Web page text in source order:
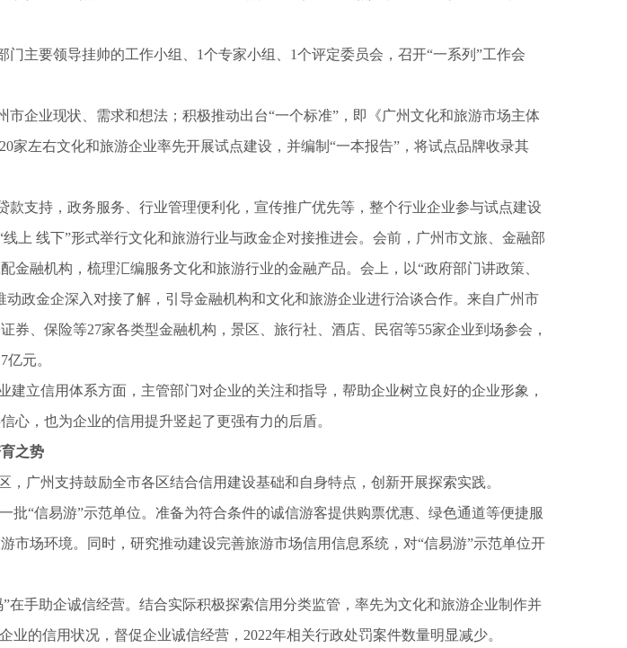
主要领导挂帅的工作小组、1个专家小组、1个评定委员会，召开“一系列”工作会
企业现状、需求和想法；积极推动出台“一个标准”，即《广州文化和旅游市场主体
家左右文化和旅游企业率先开展试点建设，并编制“一本报告”，将试点品牌收录其
支持，政务服务、行业管理便利化，宣传推广优先等，整个行业企业参与试点建设
上 线下”形式举行文化和旅游行业与政金企对接推进会。会前，广州市文旅、金融部
金融机构，梳理汇编服务文化和旅游行业的金融产品。会上，以“政府部门讲政策、
政金企深入对接了解，引导金融机构和文化和旅游企业进行洽谈合作。来自广州市
券、保险等27家各类型金融机构，景区、旅行社、酒店、民宿等55家企业到场参会，
元。
立信用体系方面，主管部门对企业的关注和指导，帮助企业树立良好的企业形象，
心，也为企业的信用提升竖起了更强有力的后盾。
之势
广州支持鼓励全市各区结合信用建设基础和自身特点，创新开展探索实践。
“信易游”示范单位。准备为符合条件的诚信游客提供购票优惠、绿色通道等便捷服
市场环境。同时，研究推动建设完善旅游市场信用信息系统，对“信易游”示范单位开
手助企诚信经营。结合实际积极探索信用分类监管，率先为文化和旅游企业制作并
业的信用状况，督促企业诚信经营，2022年相关行政处罚案件数量明显减少。